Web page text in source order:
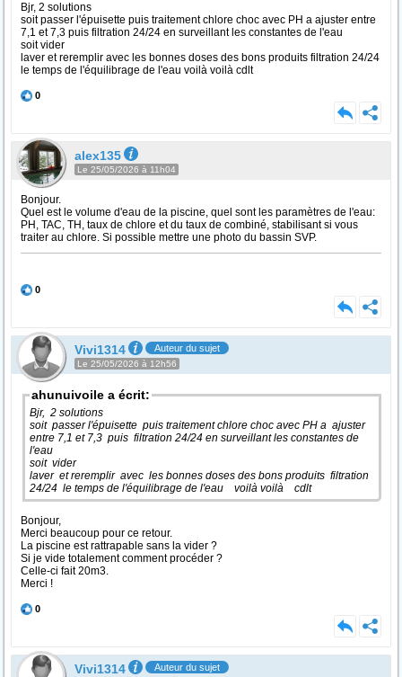
Bjr, 2 solutions
soit passer l'épuisette puis traitement chlore choc avec PH a ajuster entre
7,1 et 7,3 puis filtration 24/24 en surveillant les constantes de l'eau
soit vider
laver et reremplir avec les bonnes doses des bons produits filtration 24/24
le temps de l'équilibrage de l'eau voilà voilà cdlt
0
alex135
Le 25/05/2026 à 11h04
Bonjour.
Quel est le volume d'eau de la piscine, quel sont les paramètres de l'eau:
PH, TAC, TH, taux de chlore et du taux de combiné, stabilisant si vous
traiter au chlore. Si possible mettre une photo du bassin SVP.
0
Vivi1314 Auteur du sujet
Le 25/05/2026 à 12h56
ahunuivoile a écrit:
Bjr, 2 solutions
soit passer l'épuisette puis traitement chlore choc avec PH a ajuster
entre 7,1 et 7,3 puis filtration 24/24 en surveillant les constantes de
l'eau
soit vider
laver et reremplir avec les bonnes doses des bons produits filtration
24/24 le temps de l'équilibrage de l'eau voilà voilà cdlt
Bonjour,
Merci beaucoup pour ce retour.
La piscine est rattrapable sans la vider ?
Si je vide totalement comment procéder ?
Celle-ci fait 20m3.
Merci !
0
Vivi1314 Auteur du sujet